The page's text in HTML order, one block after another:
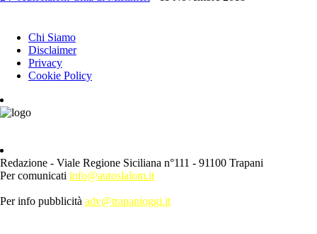
Chi Siamo
Disclaimer
Privacy
Cookie Policy
Redazione - Viale Regione Siciliana n°111 - 91100 Trapani
Per comunicati info@autoslalom.it
Per info pubblicità adv@trapanioggi.it